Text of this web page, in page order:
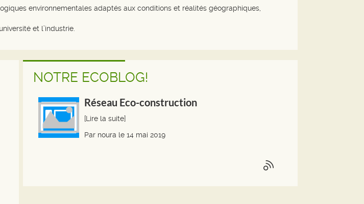
environnementales adaptés aux conditions et réalités géographiques,
et l’industrie.
NOTRE ECOBLOG!
Réseau Eco-construction
[Lire la suite]
Par noura le 14 mai 2019